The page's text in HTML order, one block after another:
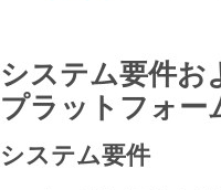
システム要件お
プラットフォー
システム要件